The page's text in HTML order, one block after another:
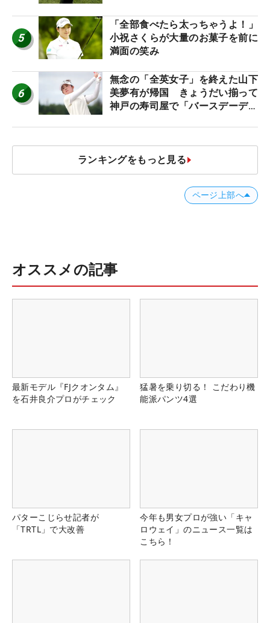
5
「全部食べたら太っちゃうよ！」
小祝さくらが大量のお菓子を前に
満面の笑み
6
無念の「全英女子」を終えた山下
美夢有が帰国 きょうだい揃って
神戸の寿司屋で「バースデーディ
ランキングをもっと見る
ページ上部へ
オススメの記事
最新モデル『FJクオンタム』
を石井良介プロがチェック
猛暑を乗り切る！ こだわり機
能派パンツ4選
パターこじらせ記者が
「TRTL」で大改善
今年も男女プロが強い「キャ
ロウェイ」のニュース一覧は
こちら！